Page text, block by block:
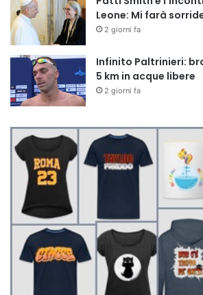
Leone: Mi farà
2 giorni fa
Infinito Paltrinieri:
5 km in acque libere
2 giorni fa